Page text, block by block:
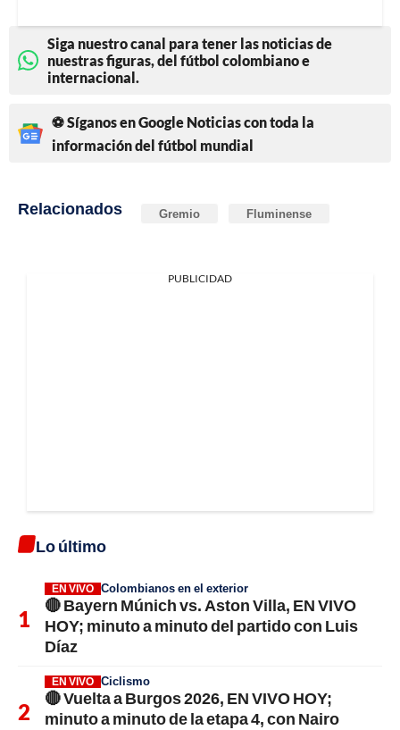
Siga nuestro canal para tener las noticias de
nuestras figuras, del fútbol colombiano e
internacional.
⚽ Síganos en Google Noticias con toda la
información del fútbol mundial
Relacionados Gremio Fluminense
PUBLICIDAD
Lo último
EN VIVO Colombianos en el exterior
🔴 Bayern Múnich vs. Aston Villa, EN VIVO
HOY; minuto a minuto del partido con Luis
Díaz
EN VIVO Ciclismo
🔴 Vuelta a Burgos 2026, EN VIVO HOY;
minuto a minuto de la etapa 4, con Nairo